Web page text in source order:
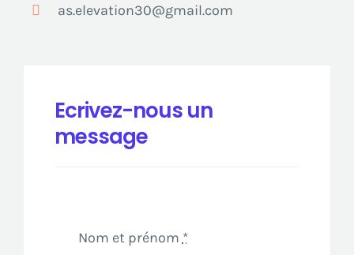
as.elevation30@gmail.com
Ecrivez-nous un
message
Nom et prénom *